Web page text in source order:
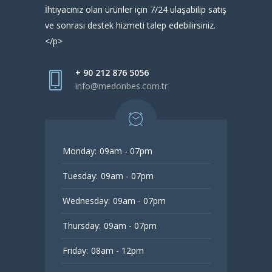
İhtiyacınız olan ürünler için 7/24 ulaşabilip satış
ve sonrası destek hizmeti talep edebilirsiniz.
</p>
+ 90 212 876 5056
info@medonbes.com.tr
Monday: 09am - 07pm
Tuesday: 09am - 07pm
Wednesday: 09am - 07pm
Thursday: 09am - 07pm
Friday: 08am - 12pm